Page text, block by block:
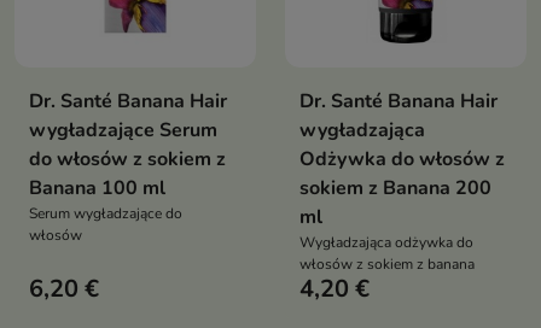
Dr. Santé Banana Hair
wygładzające Serum
do włosów z sokiem z
Banana 100 ml
Serum wygładzające do
włosów
6,20 €
Dr. Santé Banana Hair
wygładzająca
Odżywka do włosów z
sokiem z Banana 200
ml
Wygładzająca odżywka do
włosów z sokiem z banana
4,20 €